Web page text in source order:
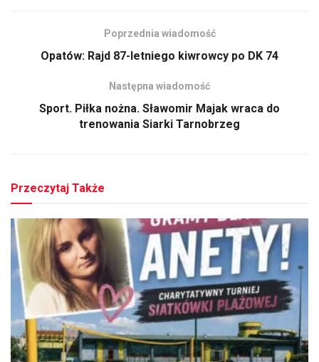
Poprzednia wiadomość
Opatów: Rajd 87-letniego kiwrowcy po DK 74
Następna wiadomość
Sport. Piłka nożna. Sławomir Majak wraca do
trenowania Siarki Tarnobrzeg
Przeczytaj Także